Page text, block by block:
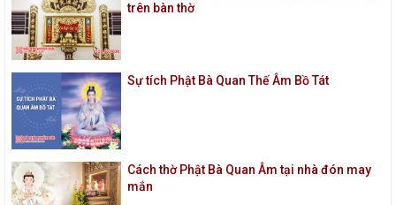
trên bàn thờ
Sự tích Phật Bà Quan Thế Âm Bồ Tát
Cách thờ Phật Bà Quan Âm tại nhà đón may
mắn